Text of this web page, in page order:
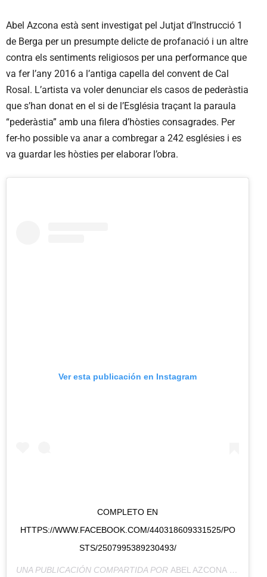
Abel Azcona està sent investigat pel Jutjat d’Instrucció 1
de Berga per un presumpte delicte de profanació i un altre
contra els sentiments religiosos per una performance que
va fer l’any 2016 a l’antiga capella del convent de Cal
Rosal. L’artista va voler denunciar els casos de pederàstia
que s’han donat en el si de l’Església traçant la paraula
“pederàstia” amb una filera d’hòsties consagrades. Per
fer-ho possible va anar a combregar a 242 esglésies i es
va guardar les hòsties per elaborar l’obra.
Ver esta publicación en Instagram
COMPLETO EN
HTTPS://WWW.FACEBOOK.COM/440318609331525/PO
STS/2507995389230493/
UNA PUBLICACIÓN COMPARTIDA POR ABEL AZCONA